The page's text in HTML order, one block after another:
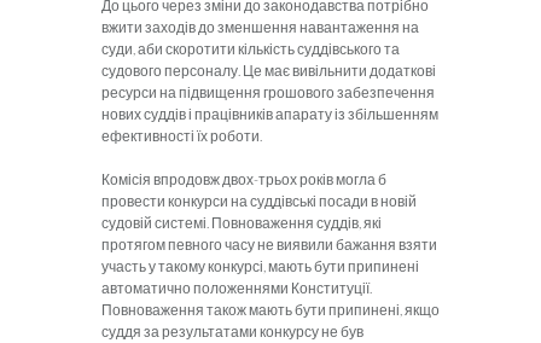
До цього через зміни до законодавства потрібно
вжити заходів до зменшення навантаження на
суди, аби скоротити кількість суддівського та
судового персоналу. Це має вивільнити додаткові
ресурси на підвищення грошового забезпечення
нових суддів і працівників апарату із збільшенням
ефективності їх роботи.
Комісія впродовж двох-трьох років могла б
провести конкурси на суддівські посади в новій
судовій системі. Повноваження суддів, які
протягом певного часу не виявили бажання взяти
участь у такому конкурсі, мають бути припинені
автоматично положеннями Конституції.
Повноваження також мають бути припинені, якщо
суддя за результатами конкурсу не був